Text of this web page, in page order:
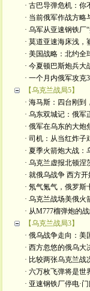
· 古巴导弹危机：你
· 当前俄军作战方略
· 乌军从亚速钢铁厂
· 莫道亚速海床浅，
· 美国战略：北约全
· 今夏顿巴斯炮兵大
· 一个月内俄军攻克
【乌克兰战局5】
· 海马斯：四台刚到
· 乌东双城记：俄军
· 俄军在乌东的大炮
· 司机：从当红炸子
· 夏季火箭炮大战：
· 乌克兰虚报北顿涅
· 就俄乌战争 西方
· 氖气氪气，俄罗斯
· 乌克兰战场美俄火
· 从M777榴弹炮的
【乌克兰战局3】
· 俄乌战争走向：美
· 西方忽悠的俄乌大
· 比较两张乌克兰战
· 六万枚飞弹将是世
· 亚速钢铁厂停电·